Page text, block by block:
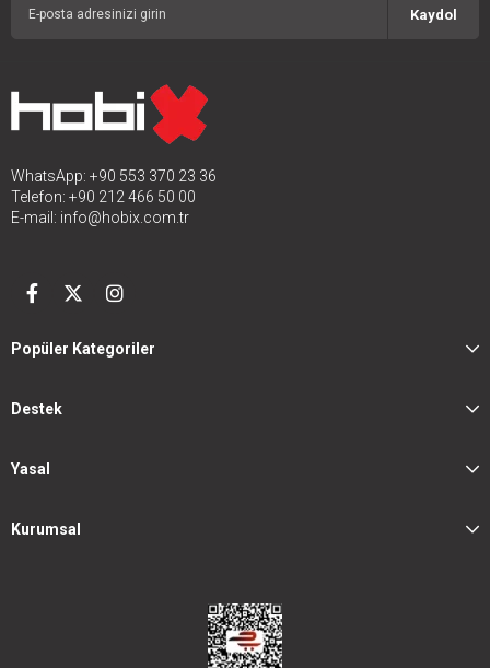
Kaydol
WhatsApp: +90 553 370 23 36
Telefon: +90 212 466 50 00
E-mail: info@hobix.com.tr
Popüler Kategoriler
Destek
Yasal
Kurumsal